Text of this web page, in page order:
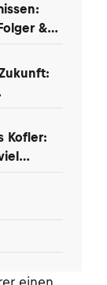
&
Kofler:
einen